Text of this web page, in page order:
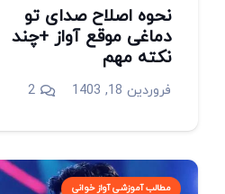
نحوه اصلاح صدای تو
دماغی موقع آواز +چند
نکته مهم
فروردین 18, 1403 2دیدگاه
مطالب آموزشی آواز خوانی